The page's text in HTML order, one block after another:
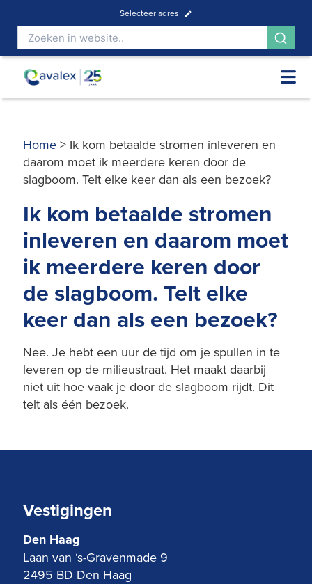
Selecteer adres
Home > Ik kom betaalde stromen inleveren en
daarom moet ik meerdere keren door de
slagboom. Telt elke keer dan als een bezoek?
Ik kom betaalde stromen
inleveren en daarom moet
ik meerdere keren door
de slagboom. Telt elke
keer dan als een bezoek?
Nee. Je hebt een uur de tijd om je spullen in te
leveren op de milieustraat. Het maakt daarbij
niet uit hoe vaak je door de slagboom rijdt. Dit
telt als één bezoek.
Vestigingen
Den Haag
Laan van ‘s-Gravenmade 9
2495 BD Den Haag